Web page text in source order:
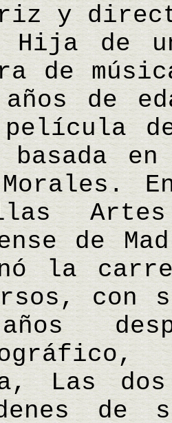
Hija de
de
de
basada
de
la
con
Las
de